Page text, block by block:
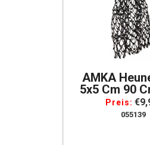
AMKA
5x5 Cm 90 Cm Lang
Für Pferde
Shetty
Preis:
055139